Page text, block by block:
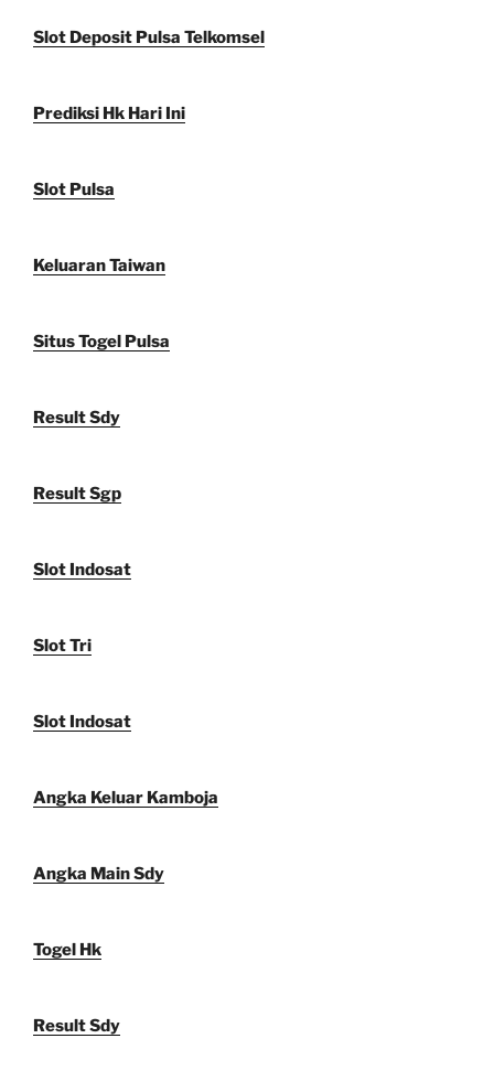
Slot Deposit Pulsa Telkomsel
Prediksi Hk Hari Ini
Slot Pulsa
Keluaran Taiwan
Situs Togel Pulsa
Result Sdy
Result Sgp
Slot Indosat
Slot Tri
Slot Indosat
Angka Keluar Kamboja
Angka Main Sdy
Togel Hk
Result Sdy